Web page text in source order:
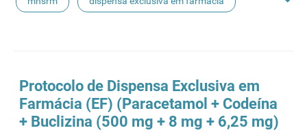
pílula do dia seguinte ibuprofeno
Protocolo de Dispensa Exclusiva em
Farmácia (EF) (Paracetamol + Codeína
+ Buclizina (500 mg + 8 mg + 6,25 mg)